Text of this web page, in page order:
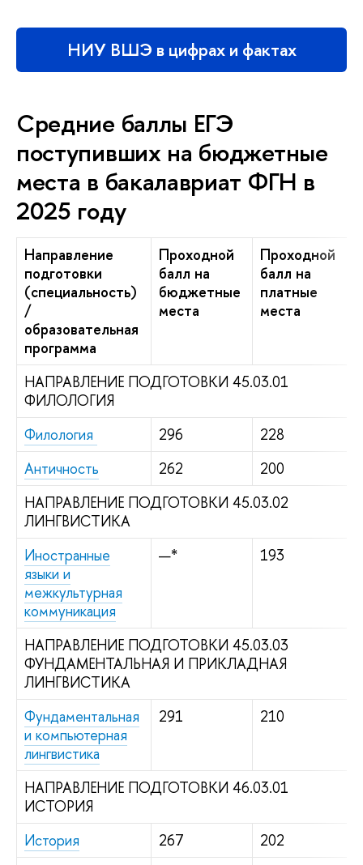
НИУ ВШЭ в цифрах и фактах
Средние баллы ЕГЭ
поступивших на бюджетные
места в бакалавриат ФГН в
2025 году
Направление
подготовки
(специальность)
/
образовательная
программа
Проходной
балл на
бюджетные
места
Проходной
балл на
платные
места
НАПРАВЛЕНИЕ ПОДГОТОВКИ 45.03.01
ФИЛОЛОГИЯ
Филология
296
228
Античность
262
200
НАПРАВЛЕНИЕ ПОДГОТОВКИ 45.03.02
ЛИНГВИСТИКА
Иностранные
языки и
межкультурная
коммуникация
—* 193
НАПРАВЛЕНИЕ ПОДГОТОВКИ 45.03.03
ФУНДАМЕНТАЛЬНАЯ И ПРИКЛАДНАЯ
ЛИНГВИСТИКА
Фундаментальная
и компьютерная
лингвистика
291 210
НАПРАВЛЕНИЕ ПОДГОТОВКИ 46.03.01
ИСТОРИЯ
История
267
202